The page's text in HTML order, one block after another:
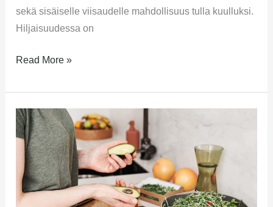
sekä sisäiselle viisaudelle mahdollisuus tulla kuulluksi.
Hiljaisuudessa on
Read More »
6
vinkkiä,
joilla
paino
laskee
pysyvästi